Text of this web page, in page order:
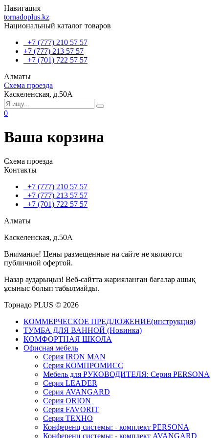
Навигация
tornadoplus.kz
Национальный каталог товаров
+7 (777) 210 57 57
+7 (777) 213 57 57
+7 (701) 722 57 57
Алматы
Схема проезда
Каскеленская, д.50А
0
Ваша корзина
Схема проезда
Контакты
+7 (777) 210 57 57
+7 (777) 213 57 57
+7 (701) 722 57 57
Алматы
Каскеленская, д.50А
Внимание! Цены размещенные на сайте не являются
публичной офертой.
Назар аударыңыз! Веб-сайтта жарияланған бағалар ашық
ұсыныс болып табылмайды.
Торнадо PLUS © 2026
КОММЕРЧЕСКОЕ ПРЕДЛОЖЕНИЕ(инструкция)
ТУМБА ДЛЯ ВАННОЙ (Новинка)
КОМФОРТНАЯ ШКОЛА
Офисная мебель
Серия IRON MAN
Серия КОМПРОМИСС
Мебель для РУКОВОДИТЕЛЯ: Серия PERSONA
Серия LEADER
Серия AVANGARD
Серия ORION
Серия FAVORIT
Серия ТЕХНО
Конференц системы: - комплект PERSONA
Конференц системы: - комплект AVANGARD